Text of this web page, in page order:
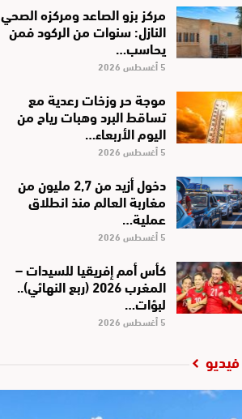
مركز بزو الصاعد ومركزه الصحي
النازل: سنوات من الركود فمن
يحاسب…
5 أغسطس 2026
موجة حر وزخات رعدية مع
تساقط البرد وهبات رياح من
اليوم الأربعاء…
5 أغسطس 2026
دخول أزيد من 2,7 مليون من
مغاربة العالم منذ انطلاق
عملية…
5 أغسطس 2026
كأس أمم إفريقيا للسيدات –
المغرب 2026 (ربع النهائي)..
لبؤات…
5 أغسطس 2026
فيديو